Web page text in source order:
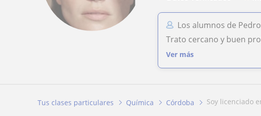
Los alumnos de
Trato cercano y buen
Ver más
Tus clases particulares Química Córdoba soy licenciado